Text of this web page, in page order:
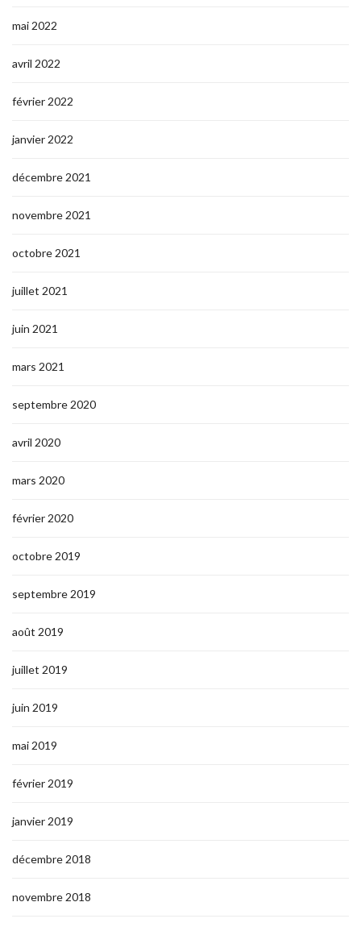
mai 2022
avril 2022
février 2022
janvier 2022
décembre 2021
novembre 2021
octobre 2021
juillet 2021
juin 2021
mars 2021
septembre 2020
avril 2020
mars 2020
février 2020
octobre 2019
septembre 2019
août 2019
juillet 2019
juin 2019
mai 2019
février 2019
janvier 2019
décembre 2018
novembre 2018